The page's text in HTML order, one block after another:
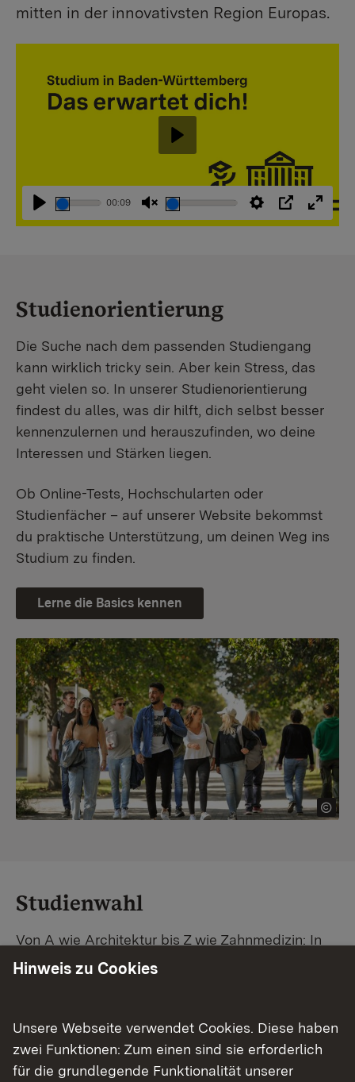
mitten in der innovativsten Region Europas.
Abspielen
00:09
StummschaltungEinstellungen
PIP
Abspielen
Studienorientierung
Die Suche nach dem passenden Studiengang
kann wirklich tricky sein. Aber kein Stress, das
geht vielen so. In unserer Studienorientierung
findest du alles, was dir hilft, dich selbst besser
kennenzulernen und herauszufinden, wo deine
Interessen und Stärken liegen.
Ob Online-Tests, Hochschularten oder
Studienfächer – auf unserer Website bekommst
du praktische Unterstützung, um deinen Weg ins
Studium zu finden.
Lerne die Basics kennen
Studienwahl
Von A wie Architektur bis Z wie Zahnmedizin: In
Baden-Württemberg warten unzählige
Studiengangsuche schnell den passenden
Studienplatz. Außerdem gibt's eine Schritt-für-
Schritt-Anleitung zu deinem Traum-Studium.
Hinweis zu Cookies
Unsere Webseite verwendet Cookies. Diese haben
zwei Funktionen: Zum einen sind sie erforderlich
für die grundlegende Funktionalität unserer